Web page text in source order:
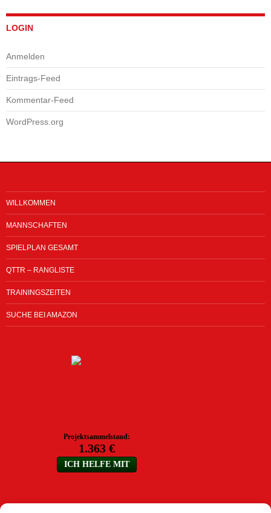
LOGIN
Anmelden
Eintrags-Feed
Kommentar-Feed
WordPress.org
WILLKOMMEN
MANNSCHAFTEN
SPIELPLAN GESAMT
QTTR – RANGLISTE
TRAININGSZEITEN
SUCHE BEI AMAZON